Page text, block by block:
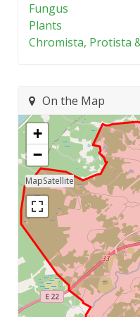
Fungus
Plants
Chromista, Protista
On the Map
+
−